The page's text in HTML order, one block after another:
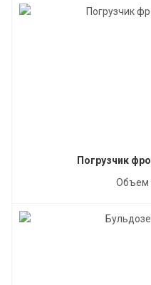
Погрузчик
Объем